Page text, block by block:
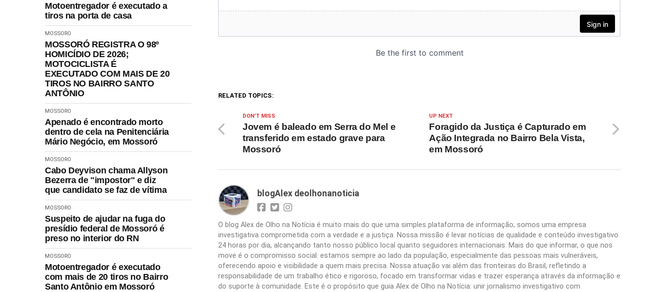
Motoentregador é executado a
tiros na porta de casa
MOSSORO
MOSSORÓ REGISTRA O 98º
HOMICÍDIO DE 2026;
MOTOCICLISTA É
EXECUTADO COM MAIS DE 20
TIROS NO BAIRRO SANTO
ANTÔNIO
MOSSORO
Apenado é encontrado morto
dentro de cela na Penitenciária
Mário Negócio, em Mossoró
MOSSORO
Cabo Deyvison chama Allyson
Bezerra de "impostor" e diz
que candidato se faz de vítima
MOSSORO
Suspeito de ajudar na fuga do
presídio federal de Mossoró é
preso no interior do RN
MOSSORO
Motoentregador é executado
com mais de 20 tiros no Bairro
Santo Antônio em Mossoró
RELATED TOPICS:
UP NEXT
Foragido da Justiça é Capturado em
Ação Integrada no Bairro Bela Vista,
em Mossoró
DON'T MISS
Jovem é baleado em Serra do Mel e
transferido em estado grave para
Mossoró
blogAlex deolhonanoticia
O blog Alex de Olho na Notícia é muito mais do que uma simples plataforma de informação; somos uma empresa
investigativa comprometida com a verdade e a justiça. Nossa missão é levar notícias de qualidade e conteúdo investigativo
24 horas por dia, alcançando tanto nosso público local quanto seguidores internacionais. Mais do que informar, o que nos
move é o compromisso social: estamos sempre ao lado da população, especialmente das pessoas mais vulneráveis,
oferecendo apoio e visibilidade a quem mais precisa. Nossa atuação vai além das fronteiras do Brasil, refletindo a
responsabilidade de um trabalho ético e rigoroso, focado em transformar vidas e trazer esperança através da informação e
do suporte à comunidade. Este é o propósito que guia Alex de Olho na Notícia: unir jornalismo investigativo com